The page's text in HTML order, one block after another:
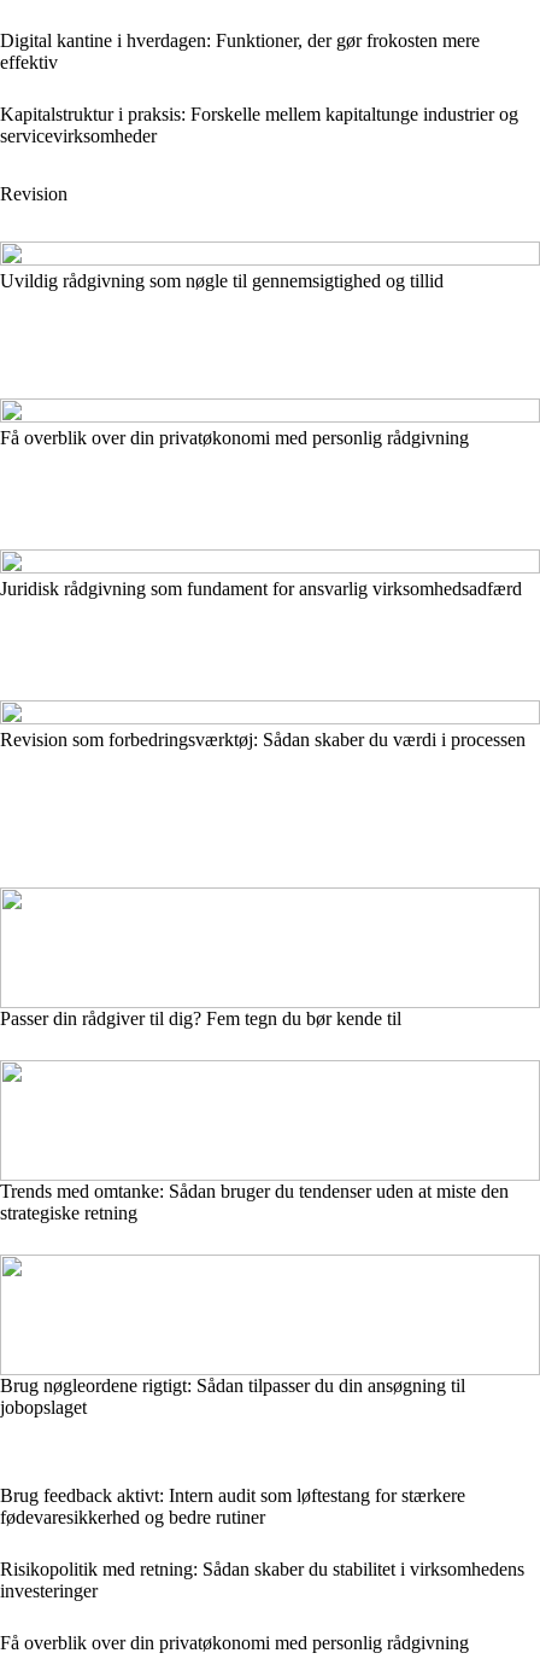
Digital kantine i hverdagen: Funktioner, der gør frokosten mere
effektiv
Kapitalstruktur i praksis: Forskelle mellem kapitaltunge industrier og
servicevirksomheder
Revision
Uvildig rådgivning som nøgle til gennemsigtighed og tillid
Få overblik over din privatøkonomi med personlig rådgivning
Juridisk rådgivning som fundament for ansvarlig virksomhedsadfærd
Revision som forbedringsværktøj: Sådan skaber du værdi i processen
Passer din rådgiver til dig? Fem tegn du bør kende til
Trends med omtanke: Sådan bruger du tendenser uden at miste den
strategiske retning
Brug nøgleordene rigtigt: Sådan tilpasser du din ansøgning til
jobopslaget
Brug feedback aktivt: Intern audit som løftestang for stærkere
fødevaresikkerhed og bedre rutiner
Risikopolitik med retning: Sådan skaber du stabilitet i virksomhedens
investeringer
Få overblik over din privatøkonomi med personlig rådgivning